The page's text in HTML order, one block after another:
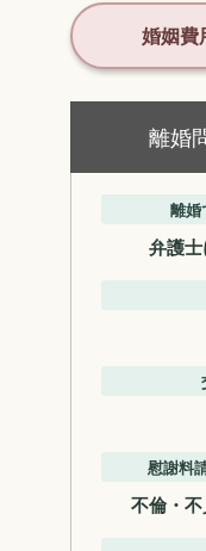
婚姻費
離婚
離婚
弁護
慰謝料
不倫・